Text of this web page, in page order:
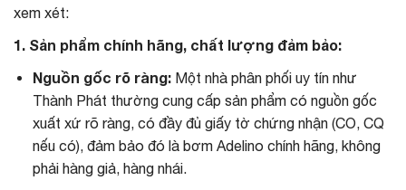
xem xét:
1. Sản phẩm chính hãng, chất lượng đảm bảo:
Nguồn gốc rõ ràng:Một nhà phân phối uy tín như
Thành Phát thường cung cấp sản phẩm có nguồn gốc
xuất xứ rõ ràng, có đầy đủ giấy tờ chứng nhận (CO, CQ
nếu có), đảm bảo đó là bơm Adelino chính hãng, không
phải hàng giả, hàng nhái.